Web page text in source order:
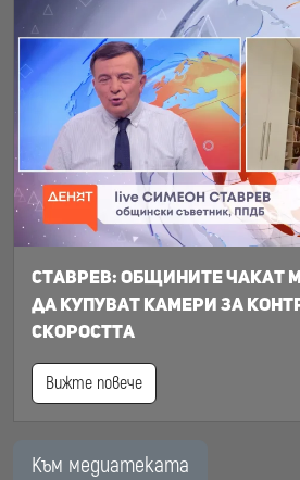
Ставрев: общините чакат
да купуват камери за
скоростта
Вижте повече
Към медиатеката